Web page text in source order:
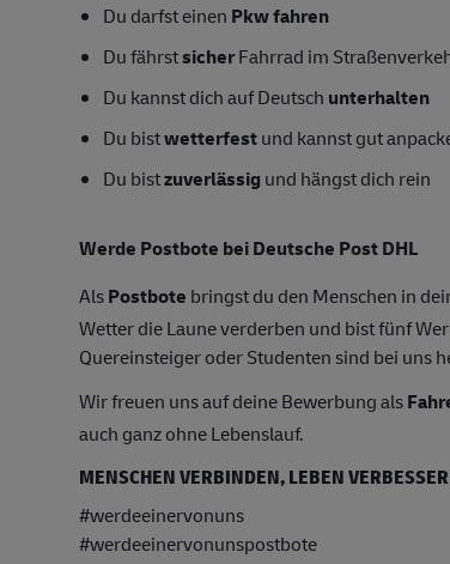
Du darfst einen Pkw fahren
Du fährstsicherFahrrad im
Du kannst dich auf Deutsch unterhalten
Du bistwetterfestund kannst gut
Du bistzuverlässig und hängst dich rein
Werde Postbote bei Deutsche Post DHL
AlsPostbote bringst du den Menschen in
Wetter die Laune verderben und bist fünf
Quereinsteiger oder Studenten sind bei uns
Wir freuen uns auf deine Bewerbung als
auch ganz ohne Lebenslauf.
MENSCHEN VERBINDEN, LEBEN
#werdeeinervonuns
#werdeeinervonunspostbote